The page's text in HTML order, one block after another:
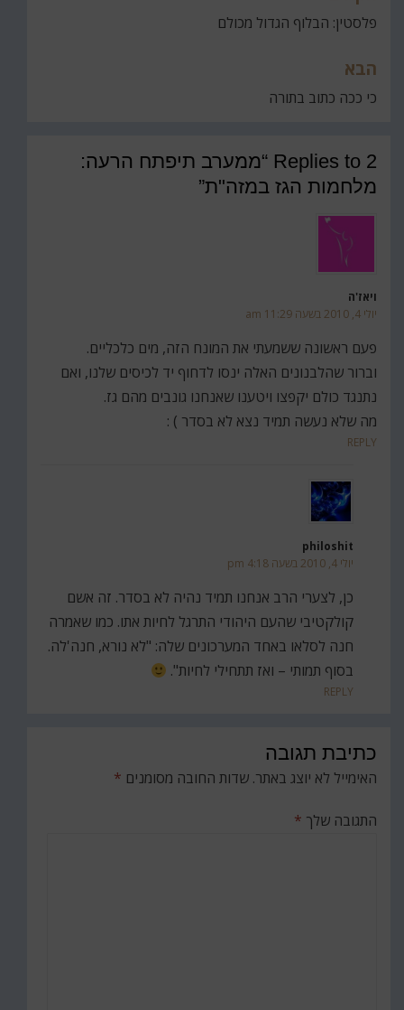
פלסטין: הבלוף הגדול מכולם
הבא
כי ככה כתוב בתורה
2 Replies to “ממערב תיפתח הרעה:
מלחמות הגז במזה"ת”
ויאז'ה
יולי 4, 2010 בשעה 11:29 am
פעם ראשונה ששמעתי את המונח הזה, מים כלכליים.
וברור שהלבנונים האלה ינסו לדחוף יד לכיסים שלנו, ואם
נתנגד כולם יקפצו ויטענו שאנחנו גונבים מהם גז.
מה שלא נעשה תמיד נצא לא בסדר ) :
REPLY
philoshit
יולי 4, 2010 בשעה 4:18 pm
כן, לצערי הרב אנחנו תמיד נהיה לא בסדר. זה אשם
קולקטיבי שהעם היהודי התרגל לחיות אתו. כמו שאמרה
חנה לסלאו באחד המערכונים שלה: "לא נורא, חנה'לה.
בסוף תמותי – ואז תתחילי לחיות".
REPLY
כתיבת תגובה
האימייל לא יוצג באתר. שדות החובה מסומנים *
התגובה שלך *